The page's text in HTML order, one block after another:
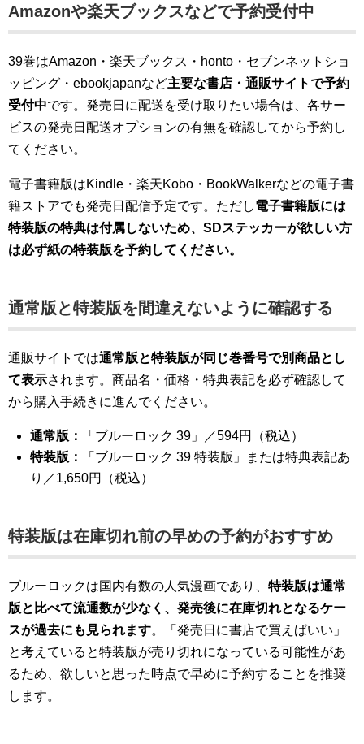
Amazonや楽天ブックスなどで予約受付中
39巻はAmazon・楽天ブックス・honto・セブンネットショ
ッピング・ebookjapanなど主要な書店・通販サイトで予約
受付中です。発売日に配送を受け取りたい場合は、各サー
ビスの発売日配送オプションの有無を確認してから予約し
てください。
電子書籍版はKindle・楽天Kobo・BookWalkerなどの電子書
籍ストアでも発売日配信予定です。ただし電子書籍版には
特装版の特典は付属しないため、SDステッカーが欲しい方
は必ず紙の特装版を予約してください。
通常版と特装版を間違えないように確認する
通販サイトでは通常版と特装版が同じ巻番号で別商品とし
て表示されます。商品名・価格・特典表記を必ず確認して
から購入手続きに進んでください。
通常版：
「ブルーロック 39」／594円（税込）
特装版：
「ブルーロック 39 特装版」または特典表記あ
り／1,650円（税込）
特装版は在庫切れ前の早めの予約がおすすめ
ブルーロックは国内有数の人気漫画であり、 特装版は通常
版と比べて流通数が少なく、発売後に在庫切れとなるケー
スが過去にも見られます。「発売日に書店で買えばいい」
と考えていると特装版が売り切れになっている可能性があ
るため、欲しいと思った時点で早めに予約することを推奨
します。